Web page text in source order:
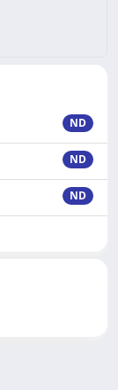
ND
ND
ND